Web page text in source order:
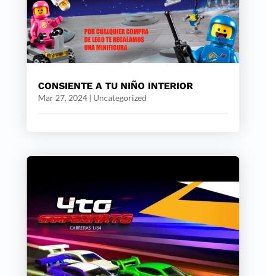
CONSIENTE A TU NIÑO INTERIOR
Mar 27, 2024| Uncategorized